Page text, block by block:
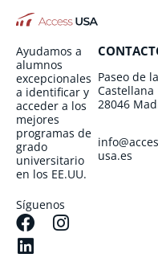
Ayudamos a
alumnos
excepcionales
a identificar y
acceder a los
mejores
programas de
grado
universitario
en los EE.UU.
Síguenos
Paseo de la
Castellana
28046
usa.es